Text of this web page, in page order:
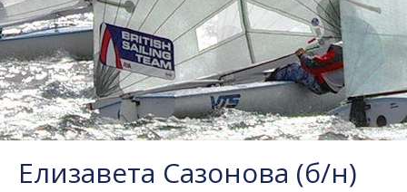
Елизавета Сазонова (б/н)